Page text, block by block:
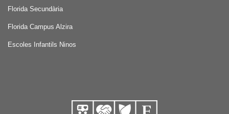
Florida Secundària
Florida Campus Alzira
Escoles Infantils Ninos